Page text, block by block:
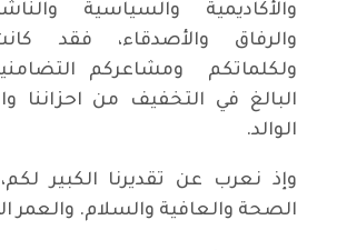
والأكاديمية والسياسية
والرفاق والأصدقاء، فقد
ولكلماتكم ومشاعركم
البالغ في التخفيف من احزاننا
الوالد.
وإذ نعرب عن تقديرنا الكبير
الصحة والعافية والسلام. والعمر